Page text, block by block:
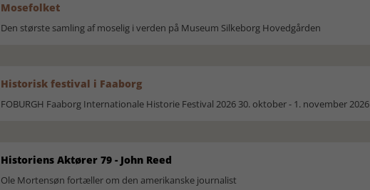
Mosefolket
Den største samling af moselig i verden på Museum Silkeborg Hovedgården
Historisk festival i Faaborg
FOBURGH Faaborg Internationale Historie Festival 2026 30. oktober - 1. november 2026
Historiens Aktører 79 - John Reed
Ole Mortensøn fortæller om den amerikanske journalist